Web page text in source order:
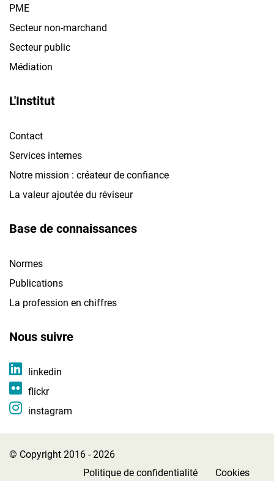
PME
Secteur non-marchand
Secteur public
Médiation
L'Institut
Contact
Services internes
Notre mission : créateur de confiance
La valeur ajoutée du réviseur
Base de connaissances
Normes
Publications
La profession en chiffres
Nous suivre
linkedin
flickr
instagram
© Copyright 2016 - 2026
Politique de confidentialité
Cookies